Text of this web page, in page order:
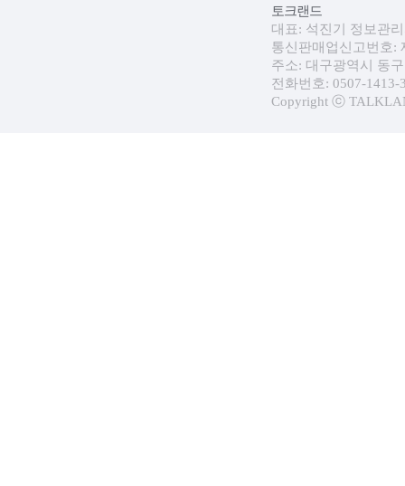
토크랜드
대표: 석진기 정보관
통신판매업신고번호:
주소: 대구광역시 동
전화번호: 0507-1413-
Copyright ⓒ